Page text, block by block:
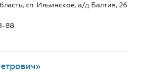
сп. Ильинское, а/д Балтия, 26
88